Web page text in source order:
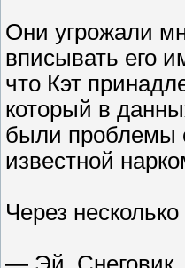
Они угрожали
вписывать его
что Кэт
который в
были проблемы
известной
Через